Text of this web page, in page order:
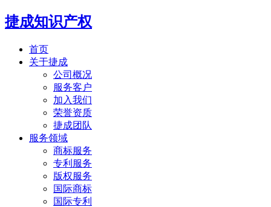
捷成知识产权
首页
关于捷成
公司概况
服务客户
加入我们
荣誉资质
捷成团队
服务领域
商标服务
专利服务
版权服务
国际商标
国际专利